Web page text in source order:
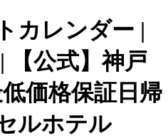
カレンダー |
【公式】神戸
価格保証日帰
ルホテル